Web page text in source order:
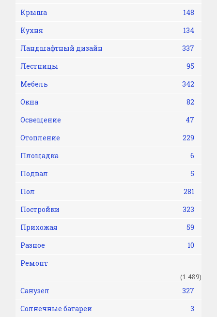
Крыша
148
Кухня
134
Ландшафтный дизайн
337
Лестницы
95
Мебель
342
Окна
82
Освещение
47
Отопление
229
Площадка
6
Подвал
5
Пол
281
Постройки
323
Прихожая
59
Разное
10
Ремонт
(1 489)
Санузел
327
Солнечные батареи
3